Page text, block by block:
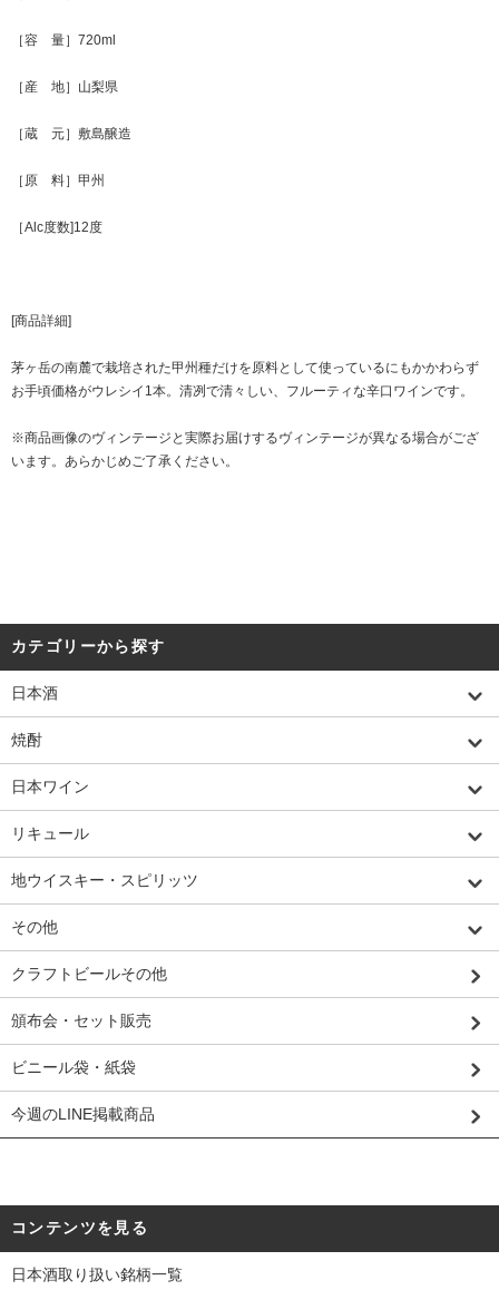
［容 量］720ml
［産 地］山梨県
［蔵 元］敷島醸造
［原 料］甲州
［Alc度数]12度
[商品詳細]
茅ヶ岳の南麓で栽培された甲州種だけを原料として使っているにもかかわらず
お手頃価格がウレシイ1本。清冽で清々しい、フルーティな辛口ワインです。
※商品画像のヴィンテージと実際お届けするヴィンテージが異なる場合がござ
います。あらかじめご了承ください。
カテゴリーから探す
日本酒
焼酎
日本ワイン
リキュール
地ウイスキー・スピリッツ
その他
クラフトビールその他
頒布会・セット販売
ビニール袋・紙袋
今週のLINE掲載商品
コンテンツを見る
日本酒取り扱い銘柄一覧